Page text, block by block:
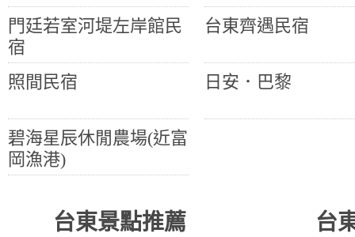
門廷若室河堤左岸館民
宿
台東齊遇民宿
照間民宿 日安．巴黎
碧海星辰休閒農場(近富
岡漁港)
台東景點推薦 台